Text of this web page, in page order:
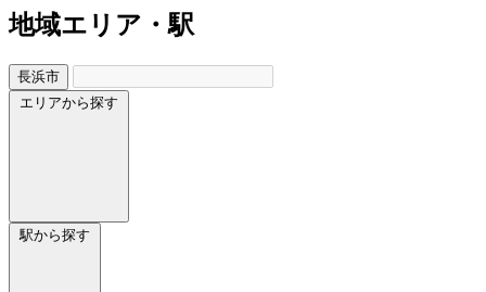
地域エリア・駅
長浜市
エリアから探す
駅から探す